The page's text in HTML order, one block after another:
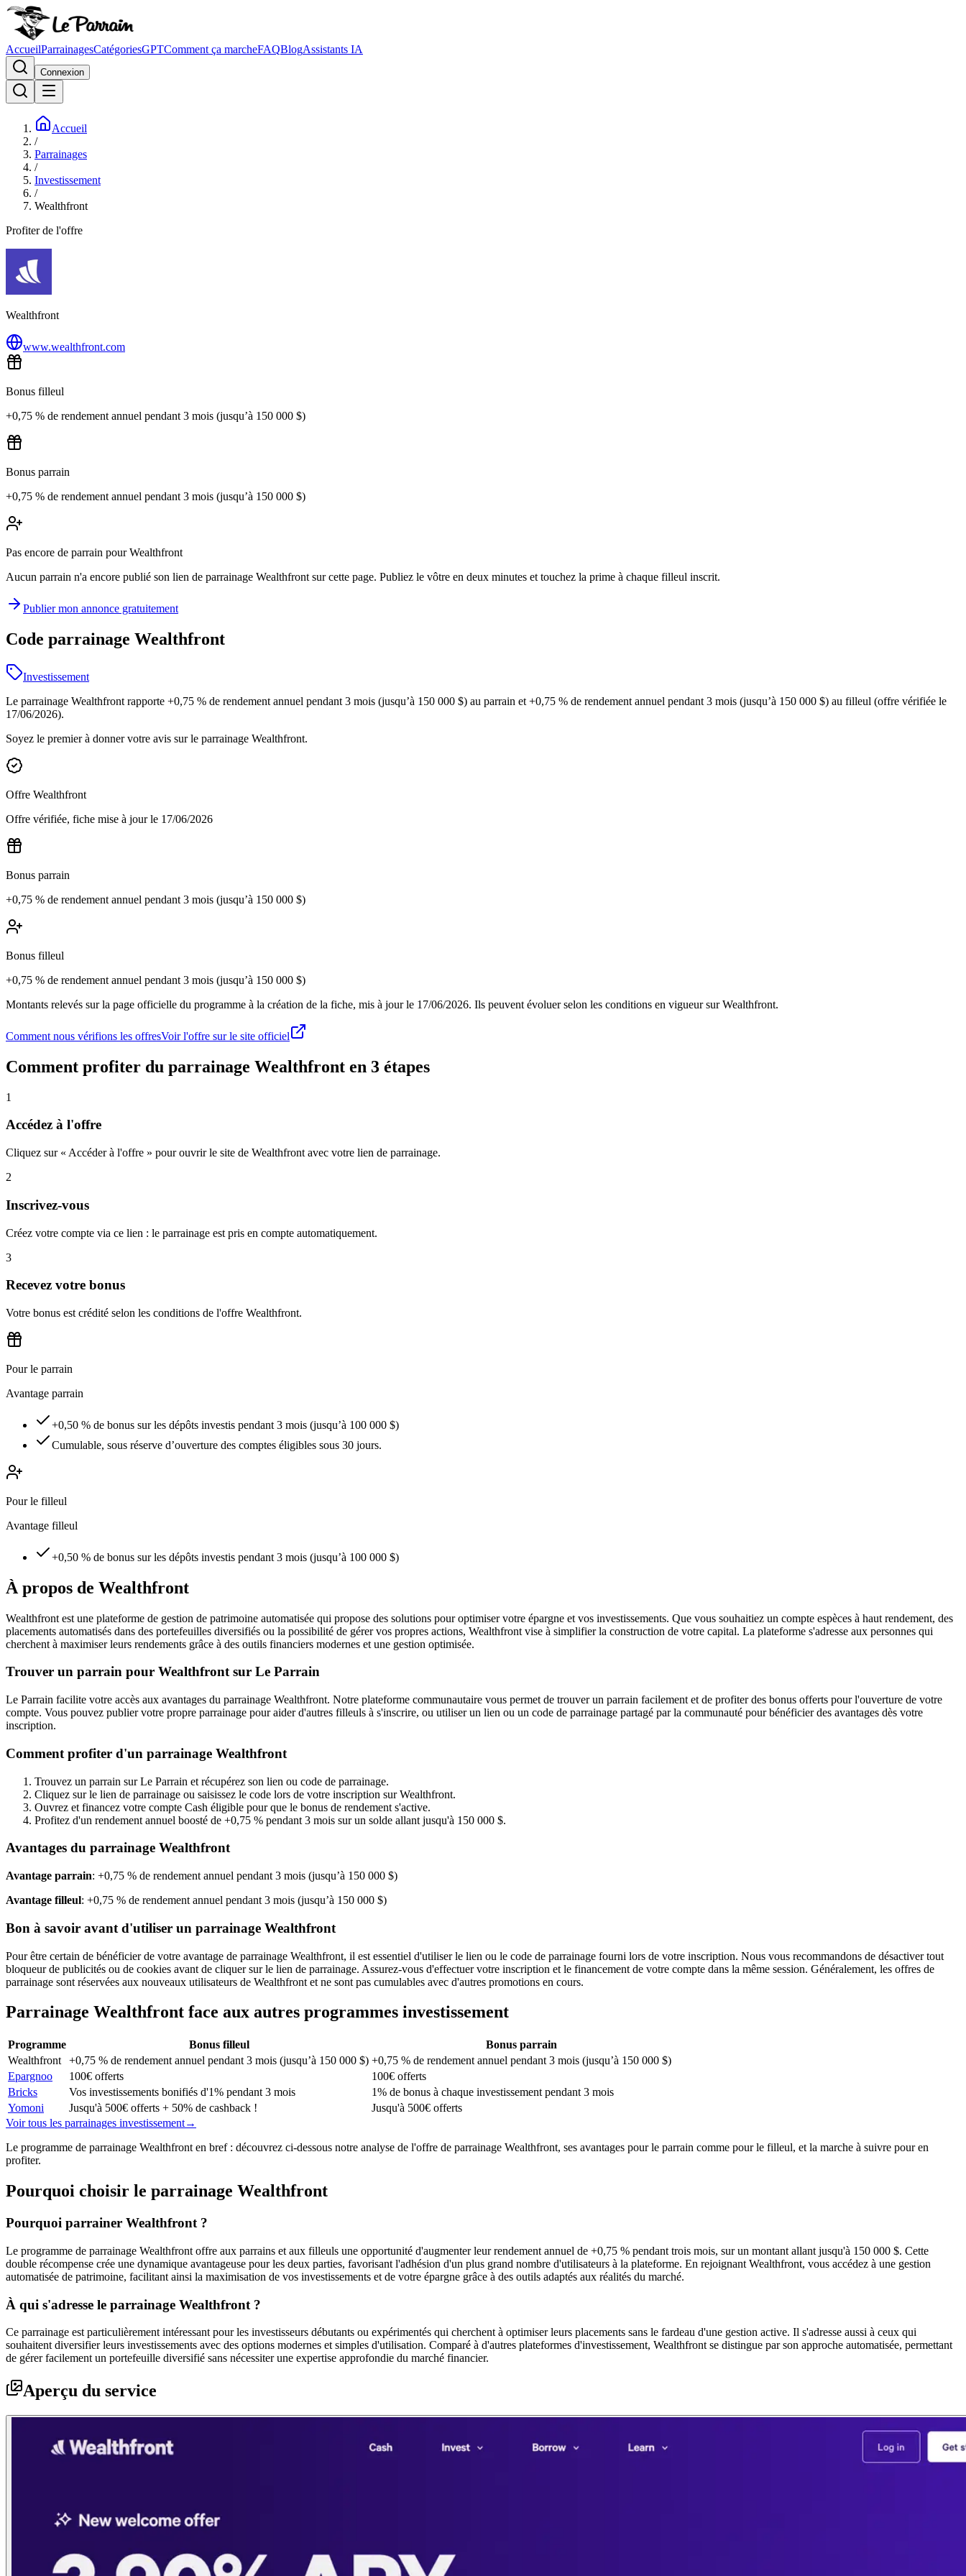
AccueilParrainagesCatégoriesGPTComment ça marcheFAQBlogAssistants IA
Connexion
Accueil
/
Parrainages
/
Investissement
/
Wealthfront
Profiter de l'offre
Wealthfront
www.wealthfront.com
Bonus filleul
+0,75 % de rendement annuel pendant 3 mois (jusqu’à 150 000 $)
Bonus parrain
+0,75 % de rendement annuel pendant 3 mois (jusqu’à 150 000 $)
Pas encore de parrain pour Wealthfront
Aucun parrain n'a encore publié son lien de parrainage Wealthfront sur cette page. Publiez le vôtre en deux minutes et touchez la prime à chaque filleul inscrit.
Publier mon annonce gratuitement
Code parrainage Wealthfront
Investissement
Le parrainage Wealthfront rapporte +0,75 % de rendement annuel pendant 3 mois (jusqu’à 150 000 $) au parrain et +0,75 % de rendement annuel pendant 3 mois (jusqu’à 150 000 $) au filleul (offre vérifiée le
17/06/2026).
Soyez le premier à donner votre avis sur le parrainage Wealthfront.
Offre Wealthfront
Offre vérifiée, fiche mise à jour le 17/06/2026
Bonus parrain
+0,75 % de rendement annuel pendant 3 mois (jusqu’à 150 000 $)
Bonus filleul
+0,75 % de rendement annuel pendant 3 mois (jusqu’à 150 000 $)
Montants relevés sur la page officielle du programme à la création de la fiche, mis à jour le 17/06/2026. Ils peuvent évoluer selon les conditions en vigueur surWealthfront.
Comment nous vérifions les offresVoir l'offre sur le site officiel
Comment profiter du parrainage Wealthfront en 3 étapes
1
Accédez à l'offre
Cliquez sur « Accéder à l'offre » pour ouvrir le site de Wealthfront avec votre lien de parrainage.
2
Inscrivez-vous
Créez votre compte via ce lien : le parrainage est pris en compte automatiquement.
3
Recevez votre bonus
Votre bonus est crédité selon les conditions de l'offre Wealthfront.
Pour le parrain
Avantage parrain
+0,50 % de bonus sur les dépôts investis pendant 3 mois (jusqu’à 100 000 $)
Cumulable, sous réserve d’ouverture des comptes éligibles sous 30 jours.
Pour le filleul
Avantage filleul
+0,50 % de bonus sur les dépôts investis pendant 3 mois (jusqu’à 100 000 $)
À propos de Wealthfront
Wealthfront est une plateforme de gestion de patrimoine automatisée qui propose des solutions pour optimiser votre épargne et vos investissements. Que vous souhaitiez un compte espèces à haut rendement, des
placements automatisés dans des portefeuilles diversifiés ou la possibilité de gérer vos propres actions, Wealthfront vise à simplifier la construction de votre capital. La plateforme s'adresse aux personnes qui
cherchent à maximiser leurs rendements grâce à des outils financiers modernes et une gestion optimisée.
Trouver un parrain pour Wealthfront sur Le Parrain
Le Parrain facilite votre accès aux avantages du parrainage Wealthfront. Notre plateforme communautaire vous permet de trouver un parrain facilement et de profiter des bonus offerts pour l'ouverture de votre
compte. Vous pouvez publier votre propre parrainage pour aider d'autres filleuls à s'inscrire, ou utiliser un lien ou un code de parrainage partagé par la communauté pour bénéficier des avantages dès votre
inscription.
Comment profiter d'un parrainage Wealthfront
Trouvez un parrain sur Le Parrain et récupérez son lien ou code de parrainage.
Cliquez sur le lien de parrainage ou saisissez le code lors de votre inscription sur Wealthfront.
Ouvrez et financez votre compte Cash éligible pour que le bonus de rendement s'active.
Profitez d'un rendement annuel boosté de +0,75 % pendant 3 mois sur un solde allant jusqu'à 150 000 $.
Avantages du parrainage Wealthfront
Avantage parrain: +0,75 % de rendement annuel pendant 3 mois (jusqu’à 150 000 $)
Avantage filleul: +0,75 % de rendement annuel pendant 3 mois (jusqu’à 150 000 $)
Bon à savoir avant d'utiliser un parrainage Wealthfront
Pour être certain de bénéficier de votre avantage de parrainage Wealthfront, il est essentiel d'utiliser le lien ou le code de parrainage fourni lors de votre inscription. Nous vous recommandons de désactiver tout
bloqueur de publicités ou de cookies avant de cliquer sur le lien de parrainage. Assurez-vous d'effectuer votre inscription et le financement de votre compte dans la même session. Généralement, les offres de
parrainage sont réservées aux nouveaux utilisateurs de Wealthfront et ne sont pas cumulables avec d'autres promotions en cours.
Parrainage Wealthfront face aux autres programmes investissement
Programme Bonus filleul
Bonus parrain
Wealthfront
+0,75 % de rendement annuel pendant 3 mois (jusqu’à 150 000 $) +0,75 % de rendement annuel pendant 3 mois (jusqu’à 150 000 $)
Epargnoo
100€ offerts
100€ offerts
Bricks
Vos investissements bonifiés d'1% pendant 3 mois
1% de bonus à chaque investissement pendant 3 mois
Yomoni
Jusqu'à 500€ offerts + 50% de cashback !
Jusqu'à 500€ offerts
Voir tous les parrainages investissement→
Le programme de parrainage Wealthfront en bref : découvrez ci-dessous notre analyse de l'offre de parrainage Wealthfront, ses avantages pour le parrain comme pour le filleul, et la marche à suivre pour en
profiter.
Pourquoi choisir le parrainage Wealthfront
Pourquoi parrainer Wealthfront ?
Le programme de parrainage Wealthfront offre aux parrains et aux filleuls une opportunité d'augmenter leur rendement annuel de +0,75 % pendant trois mois, sur un montant allant jusqu'à 150 000 $. Cette
double récompense crée une dynamique avantageuse pour les deux parties, favorisant l'adhésion d'un plus grand nombre d'utilisateurs à la plateforme. En rejoignant Wealthfront, vous accédez à une gestion
automatisée de patrimoine, facilitant ainsi la maximisation de vos investissements et de votre épargne grâce à des outils adaptés aux réalités du marché.
À qui s'adresse le parrainage Wealthfront ?
Ce parrainage est particulièrement intéressant pour les investisseurs débutants ou expérimentés qui cherchent à optimiser leurs placements sans le fardeau d'une gestion active. Il s'adresse aussi à ceux qui
souhaitent diversifier leurs investissements avec des options modernes et simples d'utilisation. Comparé à d'autres plateformes d'investissement, Wealthfront se distingue par son approche automatisée, permettant
de gérer facilement un portefeuille diversifié sans nécessiter une expertise approfondie du marché financier.
Aperçu du service